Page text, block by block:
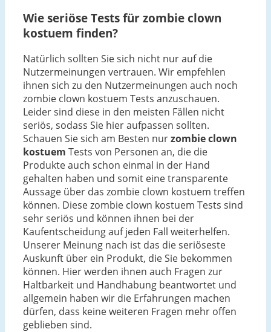
Wie seriöse Tests für zombie clown
kostuem finden?
Natürlich sollten Sie sich nicht nur auf die
Nutzermeinungen vertrauen. Wir empfehlen
ihnen sich zu den Nutzermeinungen auch noch
zombie clown kostuem Tests anzuschauen.
Leider sind diese in den meisten Fällen nicht
seriös, sodass Sie hier aufpassen sollten.
Schauen Sie sich am Besten nurzombie clown
kostuem Tests von Personen an, die die
Produkte auch schon einmal in der Hand
gehalten haben und somit eine transparente
Aussage über das zombie clown kostuem treffen
können. Diese zombie clown kostuem Tests sind
sehr seriös und können ihnen bei der
Kaufentscheidung auf jeden Fall weiterhelfen.
Unserer Meinung nach ist das die seriöseste
Auskunft über ein Produkt, die Sie bekommen
können. Hier werden ihnen auch Fragen zur
Haltbarkeit und Handhabung beantwortet und
allgemein haben wir die Erfahrungen machen
dürfen, dass keine weiteren Fragen mehr offen
geblieben sind.